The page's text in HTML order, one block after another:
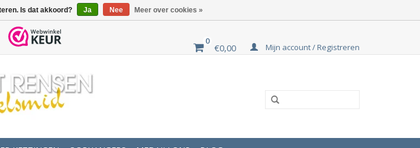
0
€0,00 Mijn account / Registreren
Is dat akkoord? Ja Nee Meer over cookies »